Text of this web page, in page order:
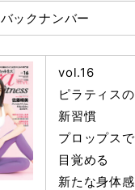
バックナンバー
vol.16
ピラティスの
新習慣
プロップスで
目覚める
新たな身体感